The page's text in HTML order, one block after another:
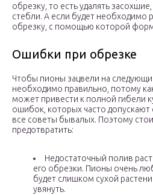
обрезку, то есть удалять
стебли. А если будет необходимо
обрезку, с помощью которой
Ошибки при обрезке
Чтобы пионы зацвели на
необходимо правильно, потому
может привести к полной гибели
ошибок, которых часто допускают
все советы бывалых. Поэтому
предотвратить:
Недостаточный полив
его обрезки. Пионы очень
будет слишком сухой
увянуть.